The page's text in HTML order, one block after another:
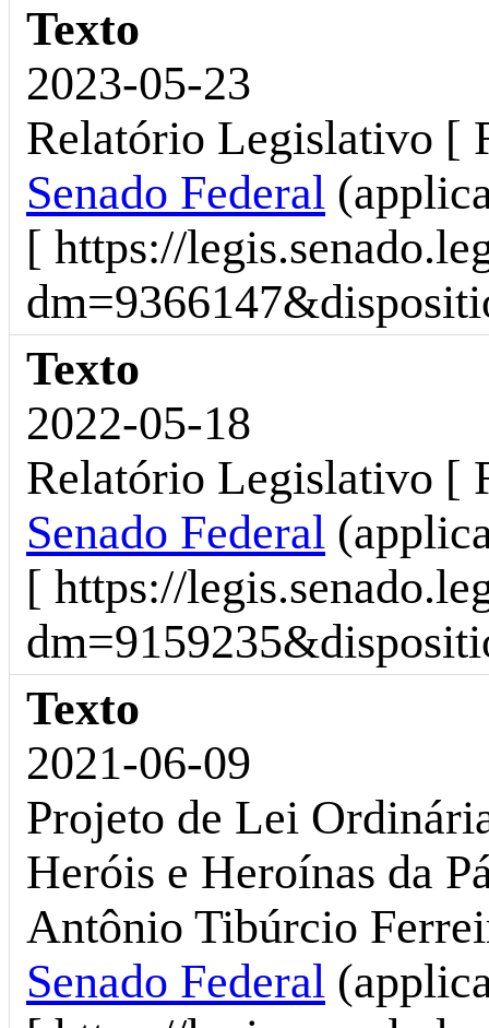
Texto
2023-05-23
Relatório Legislativo [
Senado Federal
[ https://
Texto
2022-05-18
Relatório Legislativo [
Senado Federal
[ https://
Texto
2021-06-09
Projeto de Lei
Heróis e Heroínas da
Antônio Tibúrcio
Senado Federal